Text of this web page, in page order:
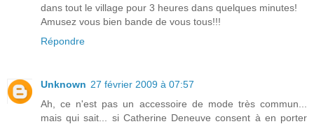
dans tout le village pour 3 heures dans quelques minutes!
Amusez vous bien bande de vous tous!!!
Répondre
Unknown 27 février 2009 à 07:57
Ah, ce n'est pas un accessoire de mode très commun...
mais qui sait... si Catherine Deneuve consent à en porter